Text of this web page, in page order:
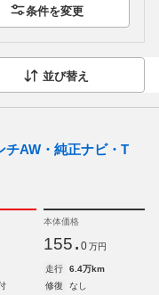
条件を変更
並び替え
チAW・純正ナビ・T
本体価格
155. 0 万円
走行
6.4万km
修復
なし